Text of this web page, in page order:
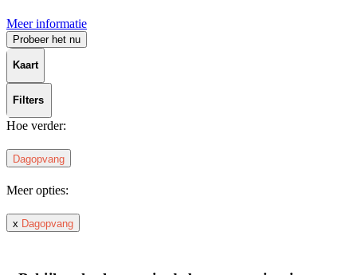
Meer informatie
Probeer het nu
Kaart
Filters
Hoe verder:
Dagopvang
Meer opties:
x Dagopvang